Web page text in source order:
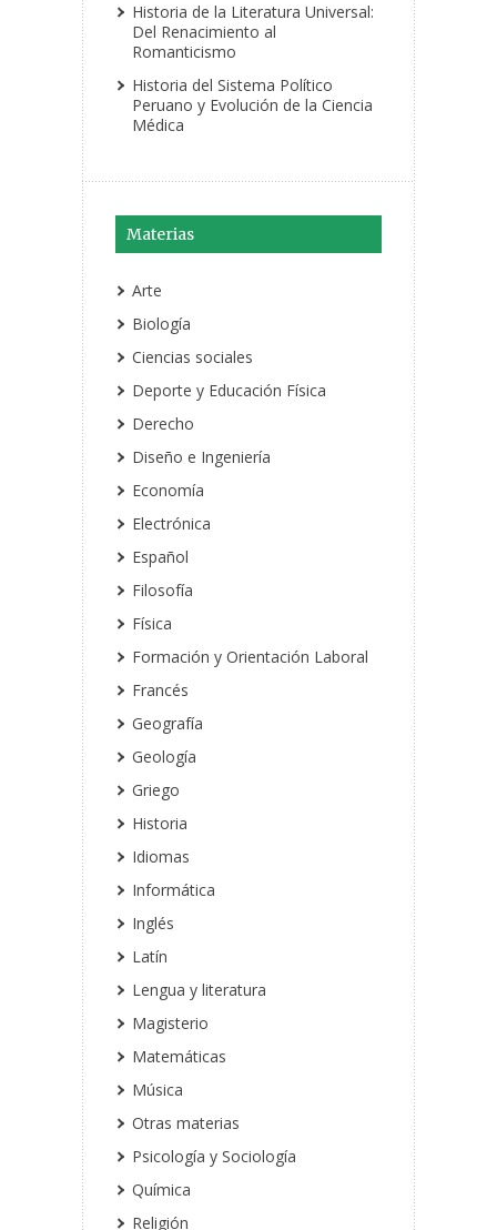
Historia de la Literatura Universal:
Del Renacimiento al
Romanticismo
Historia del Sistema Político
Peruano y Evolución de la Ciencia
Médica
Materias
Arte
Biología
Ciencias sociales
Deporte y Educación Física
Derecho
Diseño e Ingeniería
Economía
Electrónica
Español
Filosofía
Física
Formación y Orientación Laboral
Francés
Geografía
Geología
Griego
Historia
Idiomas
Informática
Inglés
Latín
Lengua y literatura
Magisterio
Matemáticas
Música
Otras materias
Psicología y Sociología
Química
Religión